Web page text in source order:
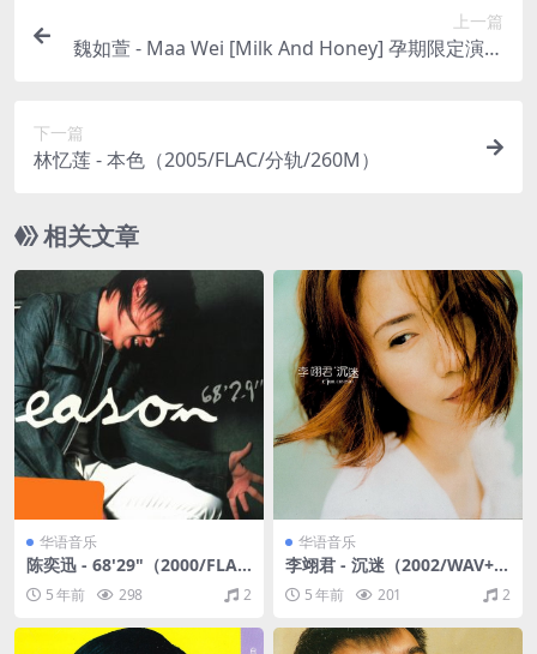
上一篇
魏如萱 - Maa Wei [Milk And Honey] 孕期限定演唱
下一篇
林忆莲 - 本色（2005/FLAC/分轨/260M）
相关文章
华语音乐
陈奕迅 - 68'29"（2000/FLA
C/分轨/449M）
5 年前 298 2
华语音乐
李翊君 - 沉迷（2002/WAV+C
UE/整轨/462M）
5 年前 201 2